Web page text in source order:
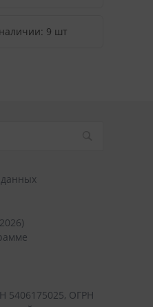
9 шт
5406175025, ОГРН